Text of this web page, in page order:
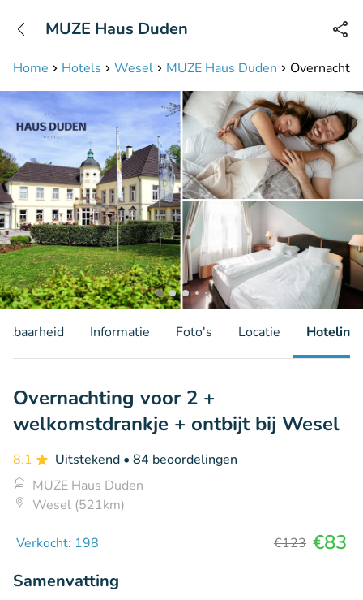
Bereikbaar tot 23:00 uur
Home Hotels Wesel MUZE Haus Duden
MUZE Haus Duden
Informatie Foto's Locatie Hotelinfo
Overnachting voor 2 +
welkomstdrankje + ontbijt bij Wesel
8.1 Uitstekend • 84 beoordelingen
MUZE Haus Duden
Wesel (521km)
Verkocht: 198 €123 €83
Samenvatting